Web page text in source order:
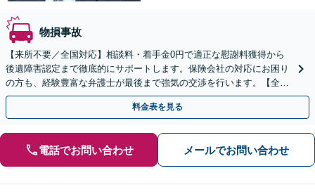
物損事故
【来所不要／全国対応】相談料・着手金0円で適正な慰謝料獲得から
後遺障害認定まで徹底的にサポートします。保険会社の対応にお困り
の方も、経験豊富な弁護士が最後まで強気の交渉を行います。【全国
13拠点】お気軽にご相談ください。
料金表を見る
電話でお問い合わせ メールでお問い合わせ